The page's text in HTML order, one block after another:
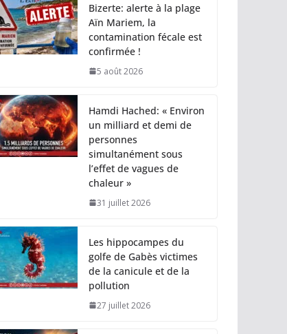
Bizerte: alerte à la plage
Aïn Mariem, la
contamination fécale est
confirmée !
5 août 2026
Hamdi Hached: « Environ
un milliard et demi de
personnes
simultanément sous
l’effet de vagues de
chaleur »
31 juillet 2026
Les hippocampes du
golfe de Gabès victimes
de la canicule et de la
pollution
27 juillet 2026